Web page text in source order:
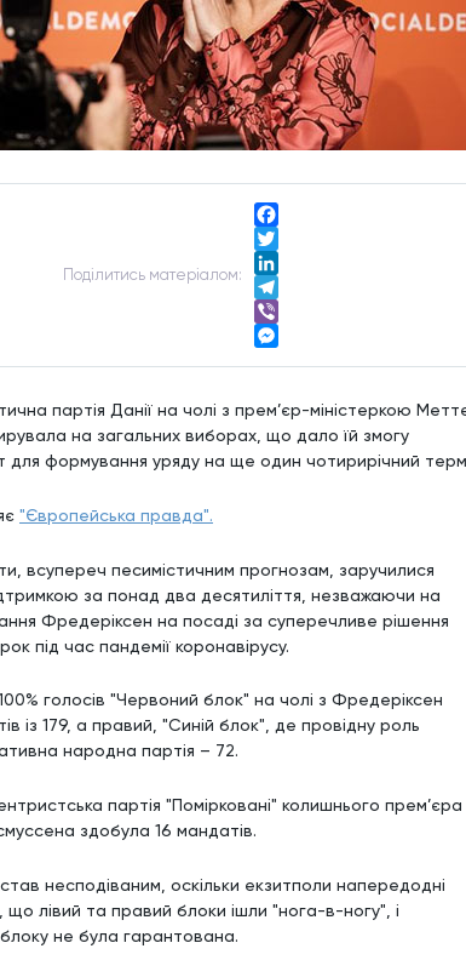
Подiлитись матерiалом:
Facebook
Twitter
LinkedIn
Telegram
Viber
партія Данії на чолі з прем’єр-міністеркою
на загальних виборах, що дало їй змогу
формування уряду на ще один чотирирічний
"Європейська правда".
всупереч песимістичним прогнозам, заручилися
за понад два десятиліття, незважаючи на
Фредеріксен на посаді за суперечливе рішення
під час пандемії коронавірусу.
голосів "Червоний блок" на чолі з Фредеріксен
із 179, а правий, "Синій блок", де провідну роль
народна партія – 72.
партія "Помірковані" колишнього прем’єра
здобула 16 мандатів.
несподіваним, оскільки екзитполи напередодні
що лівий та правий блоки ішли "нога-в-ногу", і
не була гарантована.